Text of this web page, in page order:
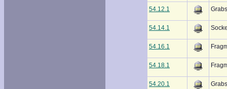
54.12.1
54.14.1
54.16.1
54.18.1
54.20.1